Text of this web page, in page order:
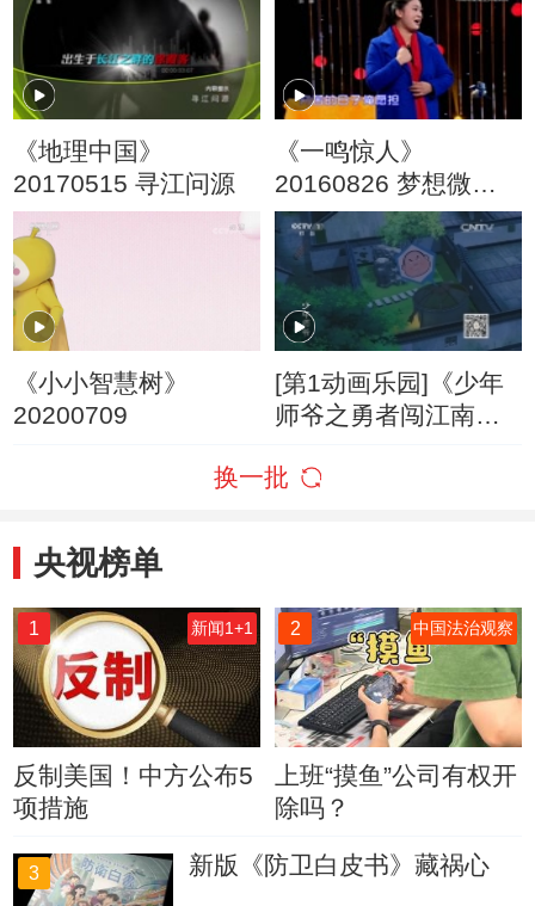
《地理中国》
20170515 寻江问源
《一鸣惊人》
20160826 梦想微剧
场 挑战经典（一）
《小小智慧树》
20200709
[第1动画乐园]《少年
师爷之勇者闯江南》
换一批
央视榜单
1 新闻1+1
反制美国！中方公布5
项措施
2 中国法治观察
上班“摸鱼”公司有权开
除吗？
3 新版《防卫白皮书》藏祸心